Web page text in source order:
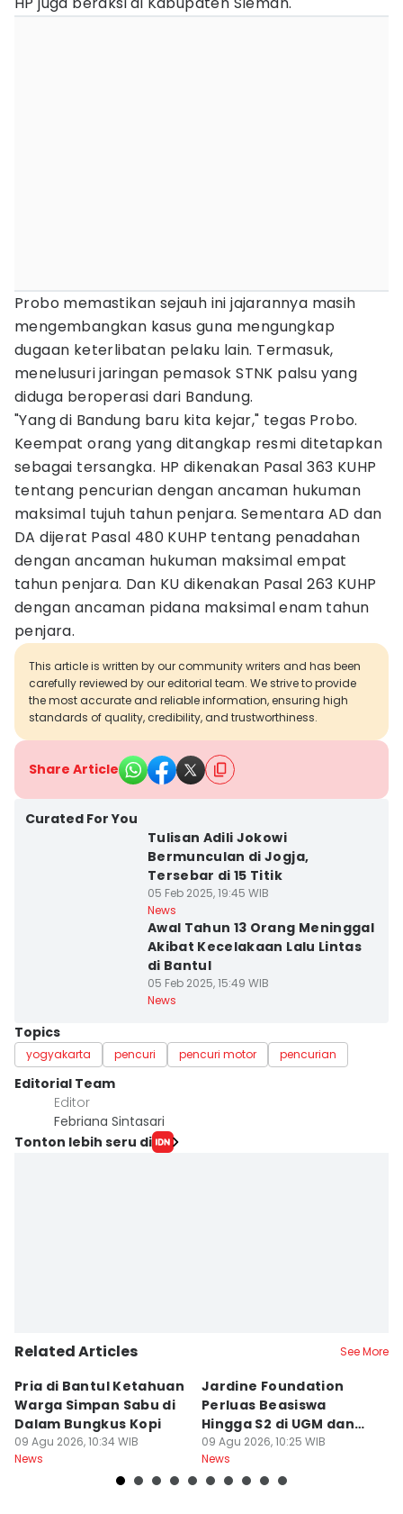
Probo memastikan sejauh ini jajarannya masih
mengembangkan kasus guna mengungkap
dugaan keterlibatan pelaku lain. Termasuk,
menelusuri jaringan pemasok STNK palsu yang
diduga beroperasi dari Bandung.
"Yang di Bandung baru kita kejar," tegas Probo.
Keempat orang yang ditangkap resmi ditetapkan
sebagai tersangka. HP dikenakan Pasal 363 KUHP
tentang pencurian dengan ancaman hukuman
maksimal tujuh tahun penjara. Sementara AD dan
DA dijerat Pasal 480 KUHP tentang penadahan
dengan ancaman hukuman maksimal empat
tahun penjara. Dan KU dikenakan Pasal 263 KUHP
dengan ancaman pidana maksimal enam tahun
penjara.
This article is written by our community writers and has been
carefully reviewed by our editorial team. We strive to provide
the most accurate and reliable information, ensuring high
standards of quality, credibility, and trustworthiness.
Share Article
Curated For You
Tulisan Adili Jokowi
Bermunculan di Jogja,
Tersebar di 15 Titik
05 Feb 2025, 19:45 WIB
News
Awal Tahun 13 Orang Meninggal
Akibat Kecelakaan Lalu Lintas
di Bantul
05 Feb 2025, 15:49 WIB
News
Topics
yogyakarta pencuri pencuri motor pencurian
Editorial Team
Editor
Febriana Sintasari
Tonton lebih seru di
Related Articles See More
Pria di Bantul Ketahuan
Warga Simpan Sabu di
Dalam Bungkus Kopi
09 Agu 2026, 10:34 WIB
News
Jardine Foundation
Perluas Beasiswa
Hingga S2 di UGM dan
ITB
09 Agu 2026, 10:25 WIB
News